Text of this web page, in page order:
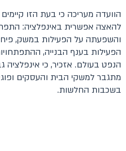
הוועדה מעריכה כי בעת הזו
להאצה אפשרית באינפלציה:
והשפעתה על הפעילות במשק,
הפעילות בענף הבנייה,
הנפט בעולם. אזכיר, כי אינפלציה
מתגבר למשקי הבית והעסקים
בשכבות החלשות.